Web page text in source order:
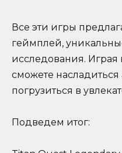
Все эти игры
геймплей,
исследования.
сможете
погрузиться в
Подведем итог: